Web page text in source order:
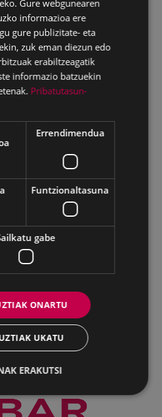
uztailaren 27an
hartutako erabakiak
Gure webgunearen
informazioa ere
gure publizitate- eta
zuk eman diezun edo
erabiltzeagatik
informazio batzuekin
Pribatutasun-
Errendimendua
Funtzionaltasuna
gabe
ONARTU
UKATU
ERAKUTSI